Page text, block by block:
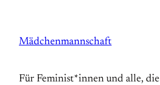
springen
Mädchenmannschaft
Für Feminist*innen und alle, die